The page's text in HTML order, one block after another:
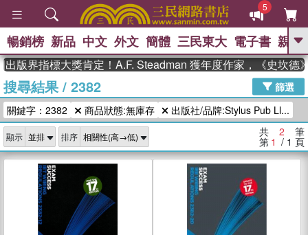
5
GO
高希均教授回憶錄
、 The Odyssey 、 父親節 、 如果歷
史是一群喵 、 暑期推薦 、 國際布克
獎 臺灣漫遊錄 、 方念華 、 台灣的李
登輝時代
數學女孩：黎曼猜想 、
偉大的迷走神經
暢銷榜 新品 中文 外文 簡體 三民東大 電子書 親子
版界指標大獎肯定！A.F. Steadman 獲年度作家，《史坎德
搜尋結果/ 2382
篩選
關鍵字：2382
商品狀態:無庫存 出版社/品牌:Stylus Pub Ll...
顯示 排序 共 2 筆
第 1 / 1 頁